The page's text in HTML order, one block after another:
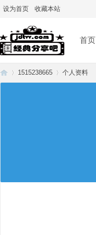
设为首页 收藏本站
首页
1515238665 个人资料